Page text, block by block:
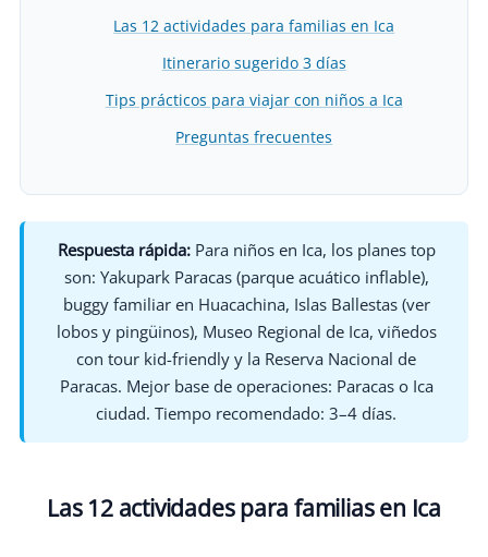
Las 12 actividades para familias en Ica
Itinerario sugerido 3 días
Tips prácticos para viajar con niños a Ica
Preguntas frecuentes
Respuesta rápida:Para niños en Ica, los planes top
son: Yakupark Paracas (parque acuático inflable),
buggy familiar en Huacachina, Islas Ballestas (ver
lobos y pingüinos), Museo Regional de Ica, viñedos
con tour kid-friendly y la Reserva Nacional de
Paracas. Mejor base de operaciones: Paracas o Ica
ciudad. Tiempo recomendado: 3–4 días.
Las 12 actividades para familias en Ica